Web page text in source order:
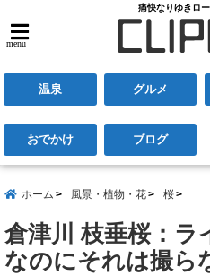
痛快なりゆきロ
menu
温泉 グルメ
おでかけ ブログ
ホーム 風景・植物・花 桜
倉津川 枝垂桜：ラ
なのにそれは撮ら